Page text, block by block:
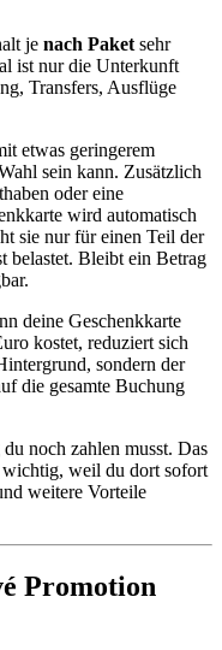
je nach Paket sehr
ist nur die Unterkunft
Transfers, Ausflüge
etwas geringerem
sein kann. Zusätzlich
oder eine
wird automatisch
sie nur für einen Teil der
belastet. Bleibt ein Betrag
deine Geschenkkarte
kostet, reduziert sich
sondern der
die gesamte Buchung
du noch zahlen musst. Das
wichtig, weil du dort sofort
weitere Vorteile
Promotion